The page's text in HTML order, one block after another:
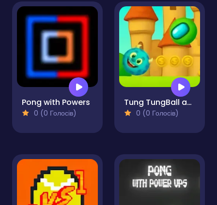
Pong with Powers
0 (0 Голосів)
Tung TungBall and Labububall
0 (0 Голосів)